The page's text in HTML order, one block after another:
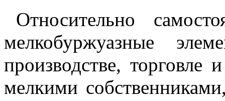
Относительно
мелкобуржуазные
производстве, торговле
мелкими